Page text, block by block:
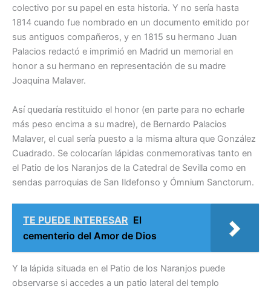
colectivo por su papel en esta historia. Y no sería hasta
1814 cuando fue nombrado en un documento emitido por
sus antiguos compañeros, y en 1815 su hermano Juan
Palacios redactó e imprimió en Madrid un memorial en
honor a su hermano en representación de su madre
Joaquina Malaver.
Así quedaría restituido el honor (en parte para no echarle
más peso encima a su madre), de Bernardo Palacios
Malaver, el cual sería puesto a la misma altura que González
Cuadrado. Se colocarían lápidas conmemorativas tanto en
el Patio de los Naranjos de la Catedral de Sevilla como en
sendas parroquias de San Ildefonso y Ómnium Sanctorum.
TE PUEDE INTERESAR El
cementerio del Amor de Dios
Y la lápida situada en el Patio de los Naranjos puede
observarse si accedes a un patio lateral del templo